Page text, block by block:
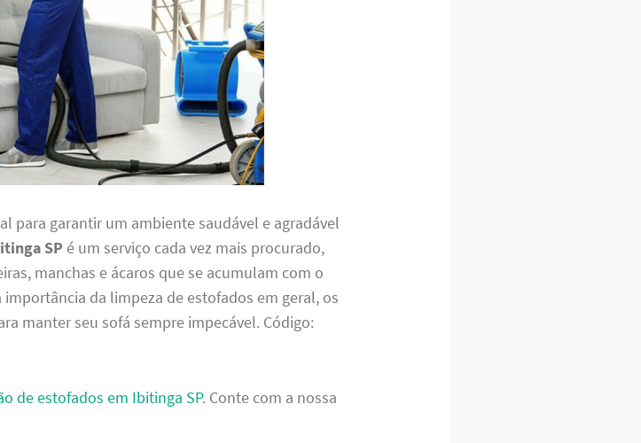
para garantir um ambiente saudável e agradável
SP é um serviço cada vez mais procurado,
manchas e ácaros que se acumulam com o
da limpeza de estofados em geral, os
manter seu sofá sempre impecável. Código:
de estofados em Ibitinga SP. Conte com a nossa